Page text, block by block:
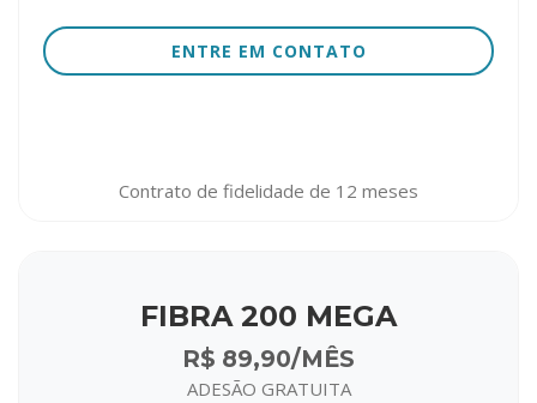
ENTRE EM CONTATO
Contrato de fidelidade de 12 meses
FIBRA 200 MEGA
R$ 89,90/MÊS
ADESÃO GRATUITA